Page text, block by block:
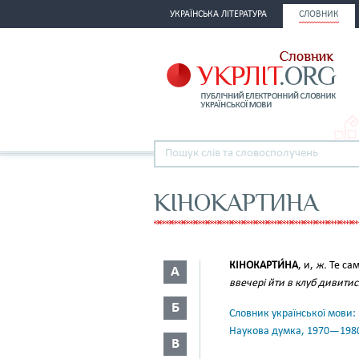
УКРАЇНСЬКА ЛІТЕРАТУРА СЛОВНИК
КІНОКАРТИНА
А
Б
В
КІНОКАРТИ́НА, и, ж. Те
ввечері йти в клуб
Словник української
Наукова думка,